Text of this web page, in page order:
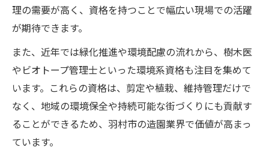
理の需要が高く、資格を持つことで幅広い現場での活躍
が期待できます。
また、近年では緑化推進や環境配慮の流れから、樹木医
やビオトープ管理士といった環境系資格も注目を集めて
います。これらの資格は、剪定や植栽、維持管理だけで
なく、地域の環境保全や持続可能な街づくりにも貢献す
ることができるため、羽村市の造園業界で価値が高まっ
ています。